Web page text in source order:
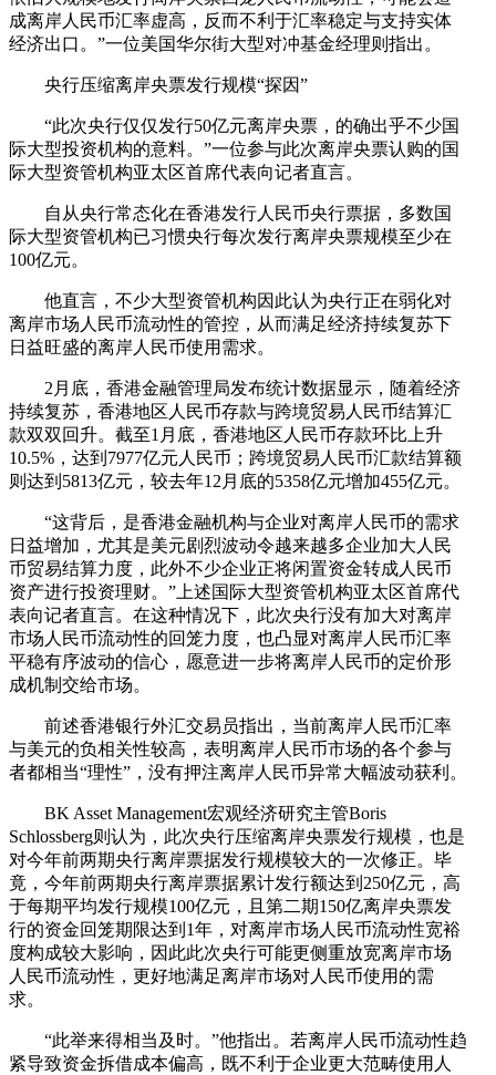
成离岸人民币汇率虚高，反而不利于汇率稳定与支持实体
经济出口。”一位美国华尔街大型对冲基金经理则指出。
央行压缩离岸央票发行规模“探因”
“此次央行仅仅发行50亿元离岸央票，的确出乎不少国
际大型投资机构的意料。”一位参与此次离岸央票认购的国
际大型资管机构亚太区首席代表向记者直言。
自从央行常态化在香港发行人民币央行票据，多数国
际大型资管机构已习惯央行每次发行离岸央票规模至少在
100亿元。
他直言，不少大型资管机构因此认为央行正在弱化对
离岸市场人民币流动性的管控，从而满足经济持续复苏下
日益旺盛的离岸人民币使用需求。
2月底，香港金融管理局发布统计数据显示，随着经济
持续复苏，香港地区人民币存款与跨境贸易人民币结算汇
款双双回升。截至1月底，香港地区人民币存款环比上升
10.5%，达到7977亿元人民币；跨境贸易人民币汇款结算额
则达到5813亿元，较去年12月底的5358亿元增加455亿元。
“这背后，是香港金融机构与企业对离岸人民币的需求
日益增加，尤其是美元剧烈波动令越来越多企业加大人民
币贸易结算力度，此外不少企业正将闲置资金转成人民币
资产进行投资理财。”上述国际大型资管机构亚太区首席代
表向记者直言。在这种情况下，此次央行没有加大对离岸
市场人民币流动性的回笼力度，也凸显对离岸人民币汇率
平稳有序波动的信心，愿意进一步将离岸人民币的定价形
成机制交给市场。
前述香港银行外汇交易员指出，当前离岸人民币汇率
与美元的负相关性较高，表明离岸人民币市场的各个参与
者都相当“理性”，没有押注离岸人民币异常大幅波动获利。
BK Asset Management宏观经济研究主管Boris
Schlossberg则认为，此次央行压缩离岸央票发行规模，也是
对今年前两期央行离岸票据发行规模较大的一次修正。毕
竟，今年前两期央行离岸票据累计发行额达到250亿元，高
于每期平均发行规模100亿元，且第二期150亿离岸央票发
行的资金回笼期限达到1年，对离岸市场人民币流动性宽裕
度构成较大影响，因此此次央行可能更侧重放宽离岸市场
人民币流动性，更好地满足离岸市场对人民币使用的需
求。
“此举来得相当及时。”他指出。若离岸人民币流动性趋
紧导致资金拆借成本偏高，既不利于企业更大范畴使用人